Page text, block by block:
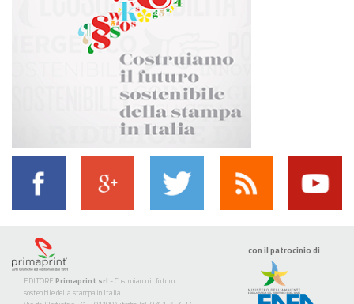
EDITORE Primaprint srl - Costruiamo il futuro
sostenibile della stampa in Italia
con il patrocinio di